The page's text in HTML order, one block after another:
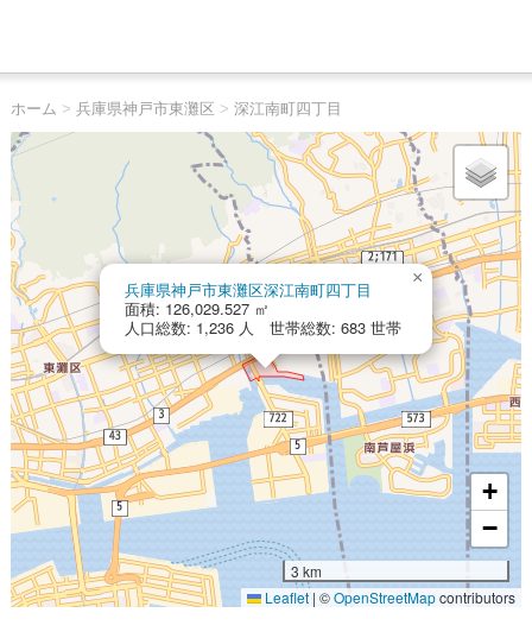
ホーム > 兵庫県神戸市東灘区 > 深江南町四丁目
兵庫県神戸市東灘区深江南町四丁目
面積: 126,029.527 ㎡
人口総数: 1,236 人 世帯総数: 683 世帯
×
+
−
3 km
Leaflet | ©OpenStreetMapcontributors